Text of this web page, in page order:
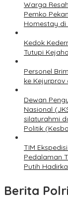
Warga
Pemko
Homestay
Kedok
Tutupi
Personel
ke
Dewan
Nasional
silaturahmi
Politik
TIM
Pedalaman
Putih
Berita Polri